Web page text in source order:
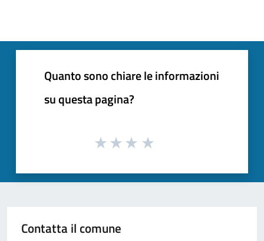
Quanto sono chiare le informazioni
su questa pagina?
Contatta il comune